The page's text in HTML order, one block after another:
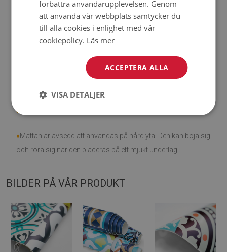
Observera att skador som orsakats av användning på
grund av tidens gång (t.ex. nötning) inte är berättigade för
reklamationer.
Hur tar man hand om produkten?
♦
♦Mattan är avsedd att användas på hård yta. Den kan böja sig
och röra sig när den placeras på ett mjukt underlag.
BILDER PÅ VÅR PRODUKT
förbättra användarupplevelsen. Genom
att använda vår webbplats samtycker du
till alla cookies i enlighet med vår
cookiepolicy. Läs mer
ACCEPTERA ALLA
VISA DETALJER